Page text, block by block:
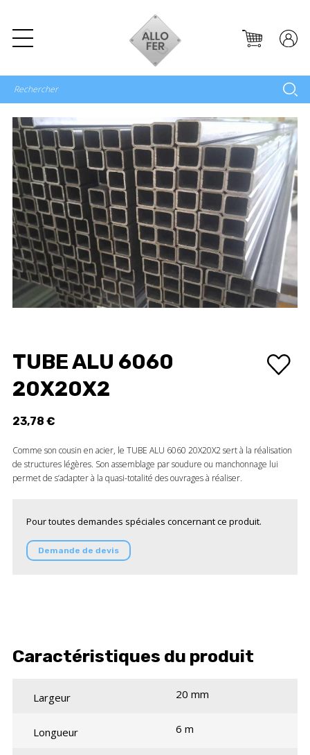
TUBE ALU 6060
20X20X2
23,78 €
Comme son cousin en acier, le TUBE ALU 6060 20X20X2 sert à la réalisation
de structures légères. Son assemblage par soudure ou manchonnage lui
permet de s’adapter à la quasi-totalité des ouvrages à réaliser.
Pour toutes demandes spéciales concernant ce produit.
Demande de devis
Caractéristiques du produit
Largeur 20 mm
Longueur 6 m